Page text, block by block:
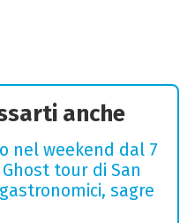
anche
nel weekend dal 7
tour di San
sagre